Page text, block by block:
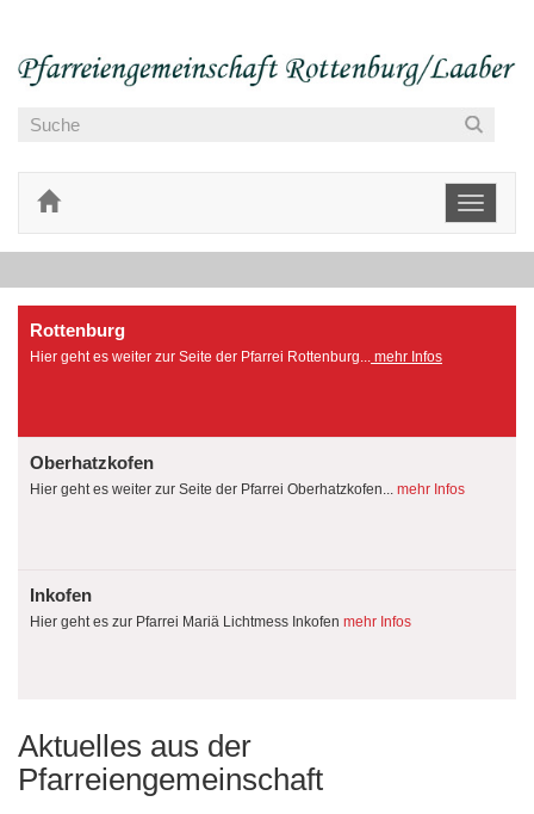
Toggle
Rottenburg
Hier geht es weiter zur Seite der Pfarrei Rottenburg... mehr Infos
Oberhatzkofen
Hier geht es weiter zur Seite der Pfarrei Oberhatzkofen... mehr Infos
Inkofen
Hier geht es zur Pfarrei Mariä Lichtmess Inkofen mehr Infos
Aktuelles aus der
Pfarreiengemeinschaft